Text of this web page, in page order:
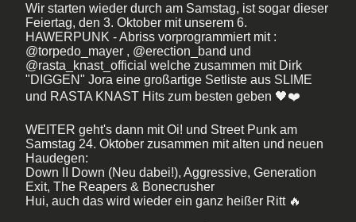
Wir starten wieder durch am Samstag, ist sogar dieser
Feiertag, den 3. Oktober mit unserem 6.
HAWERPUNK - Abriss vorprogrammiert mit :
@torpedo_mayer , @erection_band und
@rasta_knast_official welche zusammen mit Dirk
"DIGGEN" Jora eine großartige Setliste aus SLIME
und RASTA KNAST Hits zum besten geben 🖤❤️
WEITER geht's dann mit Oi! und Street Punk am
Samstag 24. Oktober zusammen mit alten und neuen
Haudegen:
Down II Down (Neu dabei!), Aggressive, Generation
Exit, The Reapers & Bonecrusher
Hui, auch das wird wieder ein ganz heißer Ritt 🔥